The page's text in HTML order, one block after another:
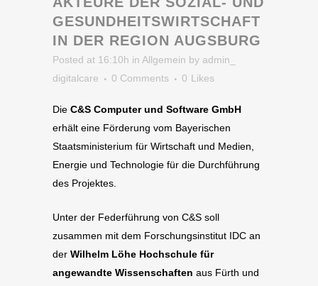
GESUNDHEITSWIRTSCHAFT
IN DER REGION AUGSBURG
Posted at 16:10h in Allgemein by admin_
digitalcare
0 Comments 0 Likes
Die C&S Computer und Software GmbH
erhält eine Förderung vom Bayerischen
Staatsministerium für Wirtschaft und Medien,
Energie und Technologie für die Durchführung
des Projektes.
Unter der Federführung von C&S soll
zusammen mit dem Forschungsinstitut IDC an
der Wilhelm Löhe Hochschule für
angewandte Wissenschaften aus Fürth und